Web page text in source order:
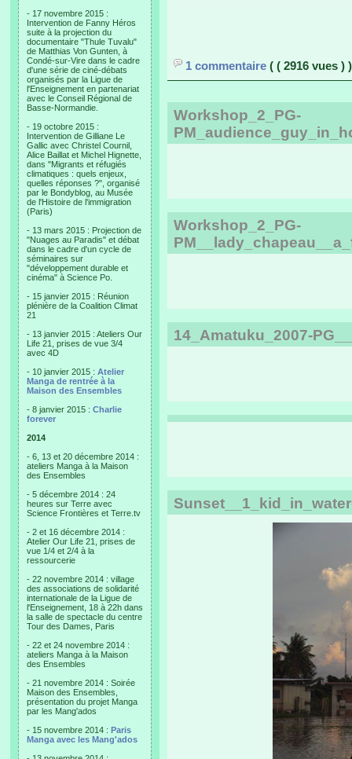
- 17 novembre 2015 :
Intervention de Fanny Héros
suite à la projection du
documentaire "Thule Tuvalu"
de Matthias Von Gunten, à
Condé-sur-Vire dans le cadre
d'une série de ciné-débats
organisés par la Ligue de
l'Enseignement en partenariat
avec le Conseil Régional de
Basse-Normandie.
- 19 octobre 2015 :
Intervention de Gilliane Le
Gallic avec Christel Cournil,
Alice Baillat et Michel Hignette,
dans "Migrants et réfugiés
climatiques : quels enjeux,
quelles réponses ?", organisé
par le Bondyblog, au Musée
de l'Histoire de l'immigration
(Paris)
- 13 mars 2015 : Projection de
"Nuages au Paradis" et débat
dans le cadre d'un cycle de
séminaires sur
"développement durable et
cinéma" à Science Po.
- 15 janvier 2015 : Réunion
plénière de la Coalition Climat
21
- 13 janvier 2015 : Ateliers Our
Life 21, prises de vue 3/4
avec 4D
- 10 janvier 2015 : Atelier
Manga de rentrée à la
Maison des Ensembles
- 8 janvier 2015 : Charlie
forever
2014
- 6, 13 et 20 décembre 2014 :
ateliers Manga à la Maison
des Ensembles
- 5 décembre 2014 : 24
heures sur Terre avec
Science Frontières et Terre.tv
- 2 et 16 décembre 2014 :
Atelier Our Life 21, prises de
vue 1/4 et 2/4 à la
ressourcerie
- 22 novembre 2014 : village
des associations de solidarité
internationale de la Ligue de
l'Enseignement, 18 à 22h dans
la salle de spectacle du centre
Tour des Dames, Paris
- 22 et 24 novembre 2014 :
ateliers Manga à la Maison
des Ensembles
- 21 novembre 2014 : Soirée
Maison des Ensembles,
présentation du projet Manga
par les Mang'ados
- 15 novembre 2014 : Paris
Manga avec les Mang'ados
1 commentaire ( ( 2916 vues ) )
Workshop_2_PG-
Workshop_2_PG-
14_Amatuku_2007-